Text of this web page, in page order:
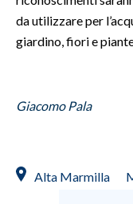
da utilizzare per
giardino, fiori e
Giacomo Pala
Alta Marmilla